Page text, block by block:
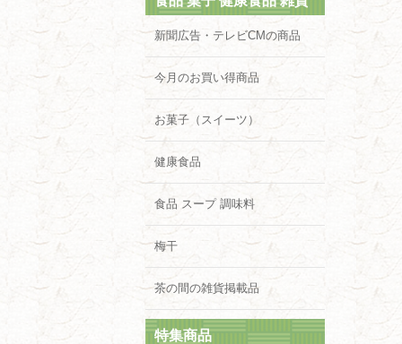
新聞広告・テレビCMの商品
今月のお買い得商品
お菓子（スイーツ）
健康食品
食品 スープ 調味料
梅干
茶の間の雑貨掲載品
特集商品